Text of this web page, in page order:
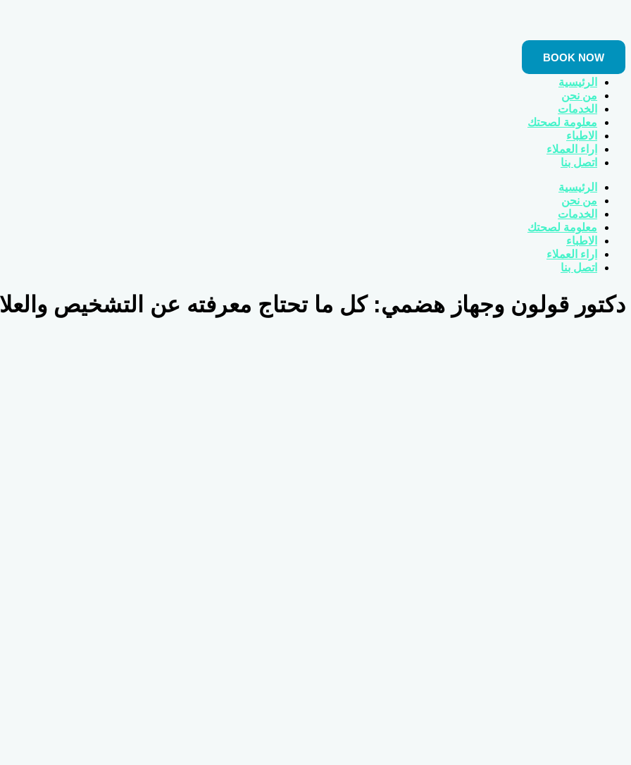
BOOK NOW
الرئيسية
من نحن
الخدمات
معلومة لصحتك
الاطباء
اراء العملاء
اتصل بنا
الرئيسية
من نحن
الخدمات
معلومة لصحتك
الاطباء
اراء العملاء
اتصل بنا
دكتور قولون وجهاز هضمي: كل ما تحتاج معرفته عن التشخيص